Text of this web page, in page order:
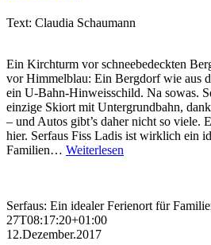
Text: Claudia Schaumann
Ein Kirchturm vor schneebedeckten
vor Himmelblau: Ein Bergdorf wie aus
ein U-Bahn-Hinweisschild. Na sowas.
einzige Skiort mit Untergrundbahn,
– und Autos gibt’s daher nicht so viele.
hier. Serfaus Fiss Ladis ist wirklich ein
Familien… Weiterlesen
Serfaus: Ein idealer Ferienort für
27T08:17:20+01:00
12.Dezember.2017